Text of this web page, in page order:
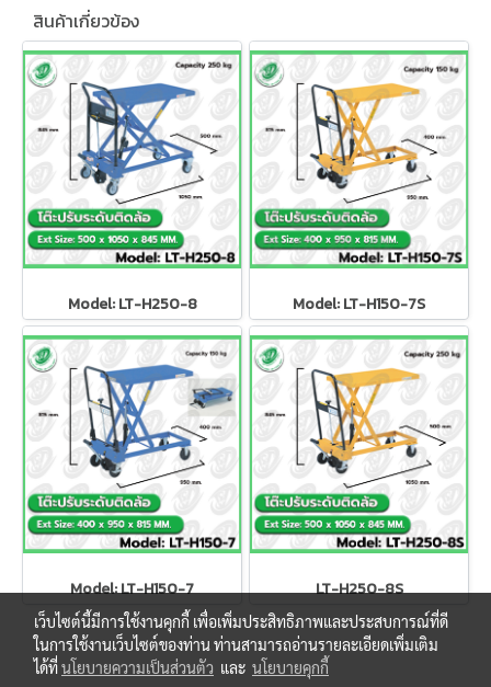
สินค้าเกี่ยวข้อง
Model: LT-H250-8 Model: LT-H150-7S
Model: LT-H150-7 LT-H250-8S
เว็บไซต์นี้มีการใช้งานคุกกี้ เพื่อเพิ่มประสิทธิภาพและประสบการณ์ที่ดี
ในการใช้งานเว็บไซต์ของท่าน ท่านสามารถอ่านรายละเอียดเพิ่มเติม
ได้ที่นโยบายความเป็นส่วนตัว และ นโยบายคุกกี้